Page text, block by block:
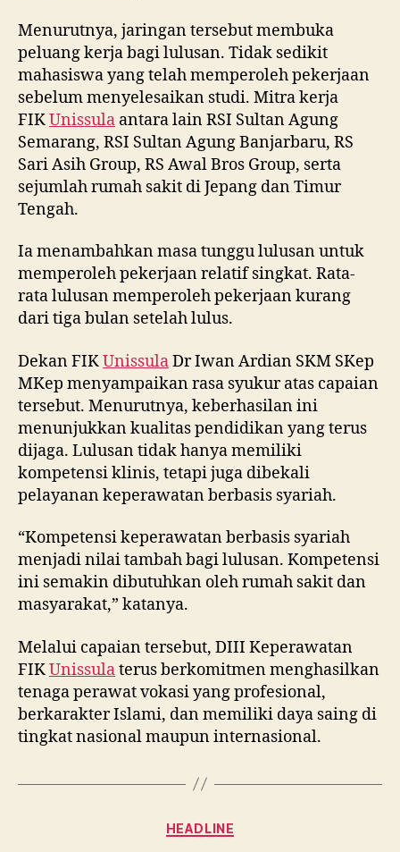
Menurutnya, jaringan tersebut membuka
peluang kerja bagi lulusan. Tidak sedikit
mahasiswa yang telah memperoleh pekerjaan
sebelum menyelesaikan studi. Mitra kerja
FIKUnissula antara lain RSI Sultan Agung
Semarang, RSI Sultan Agung Banjarbaru, RS
Sari Asih Group, RS Awal Bros Group, serta
sejumlah rumah sakit di Jepang dan Timur
Tengah.
Ia menambahkan masa tunggu lulusan untuk
memperoleh pekerjaan relatif singkat. Rata-
rata lulusan memperoleh pekerjaan kurang
dari tiga bulan setelah lulus.
Dekan FIKUnissulaDr Iwan Ardian SKM SKep
MKep menyampaikan rasa syukur atas capaian
tersebut. Menurutnya, keberhasilan ini
menunjukkan kualitas pendidikan yang terus
dijaga. Lulusan tidak hanya memiliki
kompetensi klinis, tetapi juga dibekali
pelayanan keperawatan berbasis syariah.
“Kompetensi keperawatan berbasis syariah
menjadi nilai tambah bagi lulusan. Kompetensi
ini semakin dibutuhkan oleh rumah sakit dan
masyarakat,” katanya.
Melalui capaian tersebut, DIII Keperawatan
FIKUnissulaterus berkomitmen menghasilkan
tenaga perawat vokasi yang profesional,
berkarakter Islami, dan memiliki daya saing di
tingkat nasional maupun internasional.
Categories
HEADLINE